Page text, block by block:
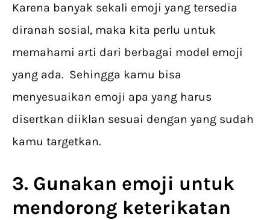
Karena banyak sekali emoji yang tersedia
diranah sosial, maka kita perlu untuk
memahami arti dari berbagai model emoji
yang ada. Sehingga kamu bisa
menyesuaikan emoji apa yang harus
disertkan diiklan sesuai dengan yang sudah
kamu targetkan.
3. Gunakan emoji untuk
mendorong keterikatan